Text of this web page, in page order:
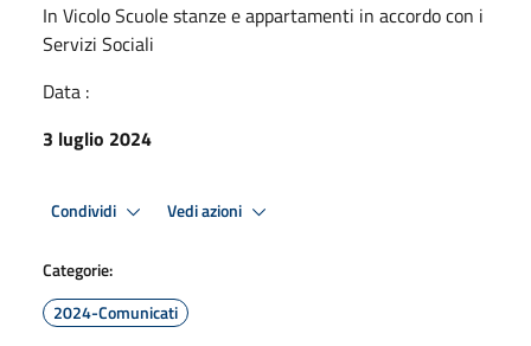
In Vicolo Scuole stanze e appartamenti in accordo con i
Servizi Sociali
Data :
3 luglio 2024
Condividi Vedi azioni
Categorie:
2024-Comunicati